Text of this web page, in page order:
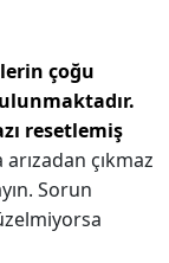
çoğu
resetlemiş
çıkmaz
Sorun